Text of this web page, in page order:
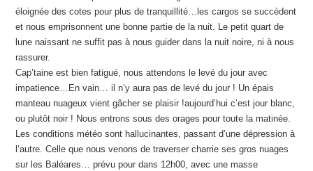
éloignée des cotes pour plus de tranquillité…les cargos se succèdent
et nous emprisonnent une bonne partie de la nuit. Le petit quart de
lune naissant ne suffit pas à nous guider dans la nuit noire, ni à nous
rassurer.
Cap’taine est bien fatigué, nous attendons le levé du jour avec
impatience…En vain… il n’y aura pas de levé du jour ! Un épais
manteau nuageux vient gâcher se plaisir !aujourd’hui c’est jour blanc,
ou plutôt noir ! Nous entrons sous des orages pour toute la matinée.
Les conditions météo sont hallucinantes, passant d’une dépression à
l’autre. Celle que nous venons de traverser charrie ses gros nuages
sur les Baléares… prévu pour dans 12h00, avec une masse